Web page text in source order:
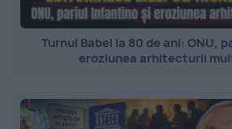
Turnul Babel la 80 de ani: ONU,
eroziunea arhitecturii